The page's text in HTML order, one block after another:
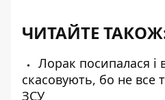
ЧИТАЙТЕ
Лорак посипалася і
скасовують, бо не все
ЗСУ